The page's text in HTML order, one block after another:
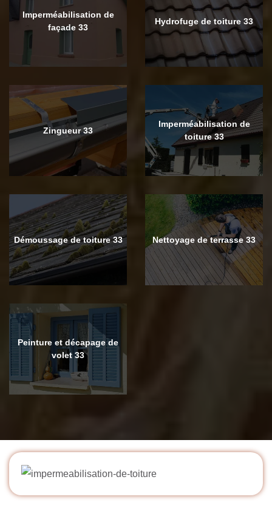
Imperméabilisation de
façade 33
Hydrofuge de toiture 33
Zingueur 33
Imperméabilisation de
toiture 33
Démoussage de toiture 33 Nettoyage de terrasse 33
Peinture et décapage de
volet 33